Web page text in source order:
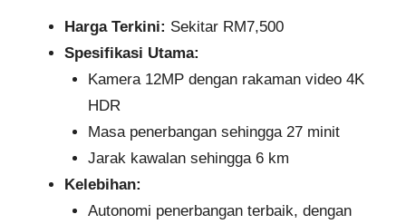
Harga Terkini: Sekitar RM7,500
Spesifikasi Utama:
Kamera 12MP dengan rakaman video 4K
HDR
Masa penerbangan sehingga 27 minit
Jarak kawalan sehingga 6 km
Kelebihan:
Autonomi penerbangan terbaik, dengan